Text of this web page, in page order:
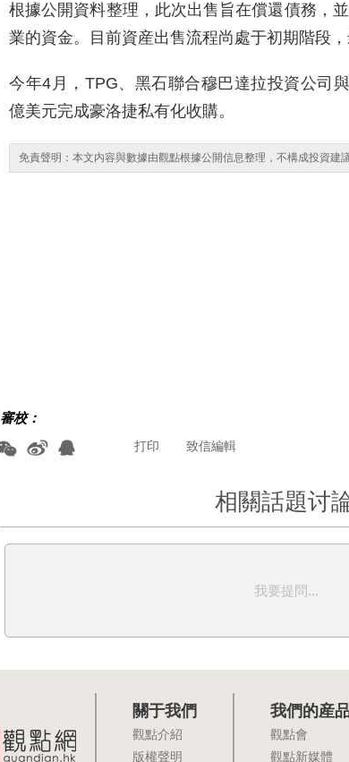
根據公開資料整理，此次出售旨在償還債務，
業的資金。目前資産出售流程尚處于初期階段，
今年4月，TPG、黑石聯合穆巴達拉投資公司
億美元完成豪洛捷私有化收購。
免責聲明：本文内容與數據由觀點根據公開信息整理，不構成投資建
審校：
致信編輯
打印
相關話題讨
我要提問...
關于我們
觀點介紹
版權聲明
我們的産
觀點會
觀點新媒體